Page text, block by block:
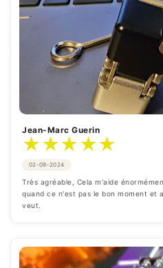
Jean-Marc Guerin
★★★★★
02-09-2024
Très agréable, Cela m'aide
quand ce n'est pas le bon moment et
veut.